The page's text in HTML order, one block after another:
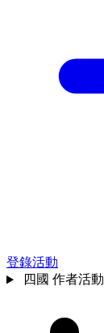
登錄活動
四國 作者活動